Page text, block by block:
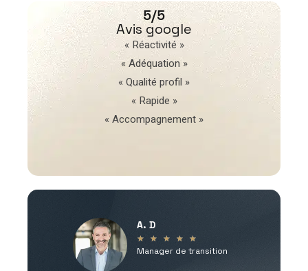
5/5
Avis google
« Réactivité »
« Adéquation »
« Qualité profil »
« Rapide »
« Accompagnement »
A. D
★ ★ ★ ★ ★
Manager de transition